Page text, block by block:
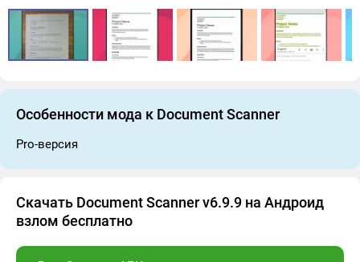
Особенности мода к Document Scanner
Pro-версия
Скачать Document Scanner v6.9.9 на Андроид
взлом бесплатно